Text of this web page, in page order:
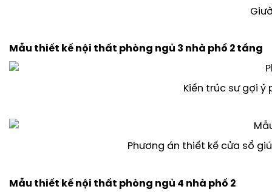
Mẫu thiết kế nội thất phòng ngủ 3 nhà phố 2 tầng
Kiến trúc sư gợi
Phương án thiết kế cửa sổ
Mẫu thiết kế nội thất phòng ngủ 4 nhà phố 2